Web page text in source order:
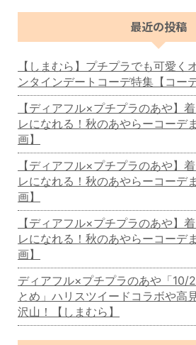
最近の投稿
【しまむら】プチプラでも可愛く
ンタインデートコーデ特集【コー
【ディアフル×プチプラのあや】
レになれる！秋のあやらーコーデ
画】
【ディアフル×プチプラのあや】
レになれる！秋のあやらーコーデ
画】
【ディアフル×プチプラのあや】
レになれる！秋のあやらーコーデ
画】
ディアフル×プチプラのあや「10/
とめ」ハリスツイードコラボや高
沢山！【しまむら】